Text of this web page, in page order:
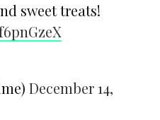
sweet treats!
December 14,